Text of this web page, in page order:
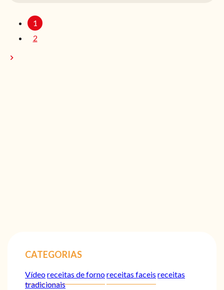
1
2
CATEGORIAS
Vídeoreceitas de fornoreceitas faceis receitas
tradicionais